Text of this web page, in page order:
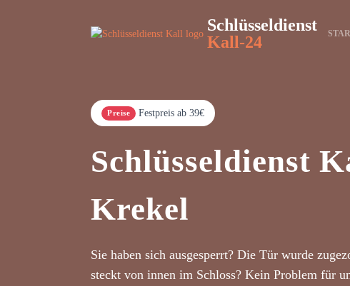
Schlüsseldienst
Kall-24
Preise Festpreis ab 39€
Schlüsseldienst
Krekel
Sie haben sich ausgesperrt? Die Tür wurde
steckt von innen im Schloss? Kein Problem für